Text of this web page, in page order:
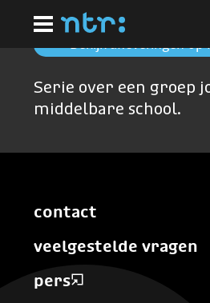
hoofdinhoud
Bekijk afleveringen op
Serie over een groep
middelbare school.
contact
veelgestelde vragen
pers